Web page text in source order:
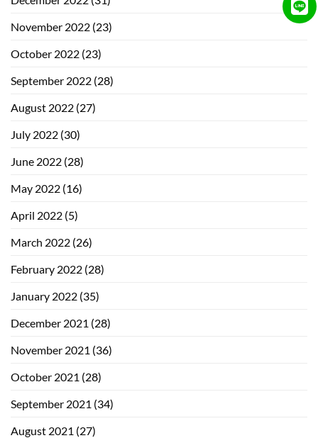
November 2022 (23)
October 2022 (23)
September 2022 (28)
August 2022 (27)
July 2022 (30)
June 2022 (28)
May 2022 (16)
April 2022 (5)
March 2022 (26)
February 2022 (28)
January 2022 (35)
December 2021 (28)
November 2021 (36)
October 2021 (28)
September 2021 (34)
August 2021 (27)